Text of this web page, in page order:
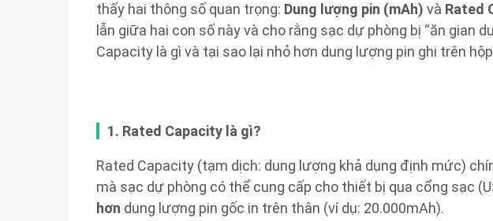
thấy hai thông số quan trọng: Dung lượng pin (mAh) và Rated
lẫn giữa hai con số này và cho rằng sạc dự phòng bị “ăn gian
Capacity là gì và tại sao lại nhỏ hơn dung lượng pin ghi trên
1. Rated Capacity là gì?
Rated Capacity (tạm dịch: dung lượng khả dụng định mức)
mà sạc dự phòng có thể cung cấp cho thiết bị qua cổng sạc
hơn dung lượng pin gốc in trên thân (ví dụ: 20.000mAh).